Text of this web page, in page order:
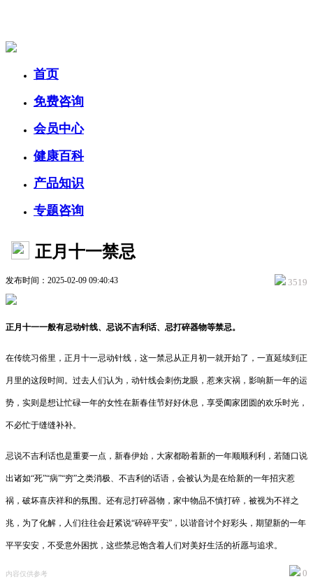
首页
免费咨询
会员中心
健康百科
产品知识
专题咨询
正月十一禁忌
发布时间：2025-02-09 09:40:43 3519
正月十一一般有忌动针线、忌说不吉利话、忌打碎器物等禁忌。
在传统习俗里，正月十一忌动针线，这一禁忌从正月初一就开始了，一直延续到正
月里的这段时间。过去人们认为，动针线会刺伤龙眼，惹来灾祸，影响新一年的运
势，实则是想让忙碌一年的女性在新春佳节好好休息，享受阖家团圆的欢乐时光，
不必忙于缝缝补补。
忌说不吉利话也是重要一点，新春伊始，大家都盼着新的一年顺顺利利，若随口说
出诸如“死”“病”“穷”之类消极、不吉利的话语，会被认为是在给新的一年招灾惹
祸，破坏喜庆祥和的氛围。还有忌打碎器物，家中物品不慎打碎，被视为不祥之
兆，为了化解，人们往往会赶紧说“碎碎平安”，以谐音讨个好彩头，期望新的一年
平平安安，不受意外困扰，这些禁忌饱含着人们对美好生活的祈愿与追求。
内容仅供参考 0